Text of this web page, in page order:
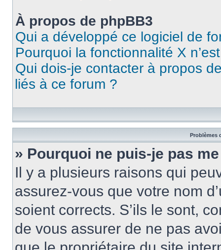
À propos de phpBB3
Qui a développé ce logiciel de
Pourquoi la fonctionnalité X
Qui dois-je contacter à propos
liés à ce forum ?
Problèmes
» Pourquoi ne puis-je pas
Il y a plusieurs raisons qui
assurez-vous que votre nom
soient corrects. S’ils le sont,
de vous assurer de ne pas